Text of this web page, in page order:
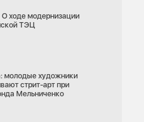
ходе модернизации
ТЭЦ
молодые художники
стрит-арт при
Мельниченко